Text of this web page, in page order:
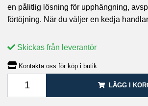
en pålitlig lösning för upphängning,
förtöjning. När du väljer en kedja
Skickas från leverantör
Kontakta oss för köp i butik.
LÄGG I